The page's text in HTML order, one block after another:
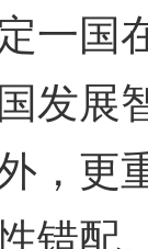
一国
发展
，更
错配